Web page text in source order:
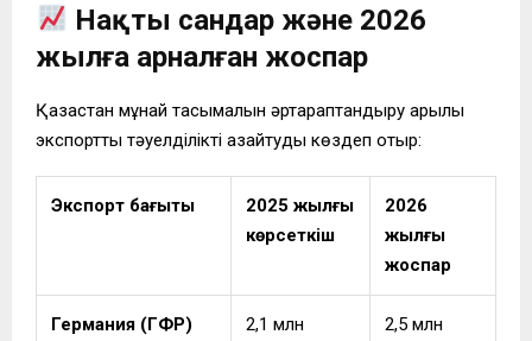
Нақты сандар және 2026
жылға арналған жоспар
Қазақстан мұнай тасымалын әртараптандыру арқылы
экспорттық тәуелділікті азайтуды көздеп отыр:
Экспорт бағыты
2025 жылғы
көрсеткіш
2026
жылғы
жоспар
Германия (ГФР)
2,1 млн
2,5 млн